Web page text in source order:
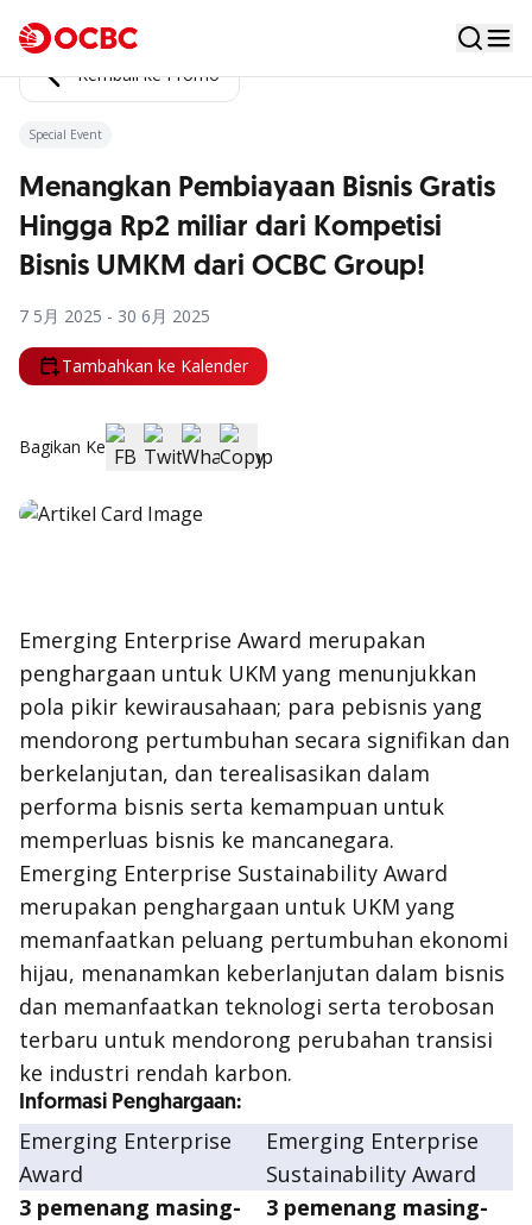
Kembali ke Promo
Special Event
Menangkan Pembiayaan Bisnis Gratis
Hingga Rp2 miliar dari Kompetisi
Bisnis UMKM dari OCBC Group!
7 5月 2025 - 30 6月 2025
Tambahkan ke Kalender
Bagikan Ke
Emerging Enterprise Award merupakan
penghargaan untuk UKM yang menunjukkan
pola pikir kewirausahaan; para pebisnis yang
mendorong pertumbuhan secara signifikan dan
berkelanjutan, dan terealisasikan dalam
performa bisnis serta kemampuan untuk
memperluas bisnis ke mancanegara.
Emerging Enterprise Sustainability Award
merupakan penghargaan untuk UKM yang
memanfaatkan peluang pertumbuhan ekonomi
hijau, menanamkan keberlanjutan dalam bisnis
dan memanfaatkan teknologi serta terobosan
terbaru untuk mendorong perubahan transisi
ke industri rendah karbon.
Informasi Penghargaan:
Emerging Enterprise
Award
Emerging Enterprise
Sustainability Award
3 pemenang masing-
3 pemenang masing-